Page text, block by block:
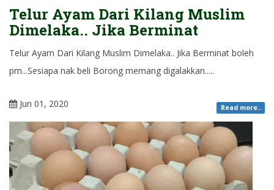
Telur Ayam Dari Kilang Muslim
Dimelaka.. Jika Berminat
Telur Ayam Dari Kilang Muslim Dimelaka.. Jika Berminat boleh
pm...Sesiapa nak beli Borong memang digalakkan.....
Read more..
Jun 01, 2020